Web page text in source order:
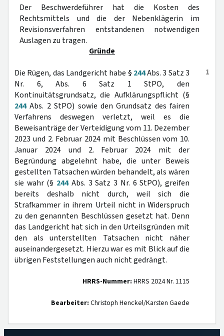
Der Beschwerdeführer hat die Kosten des
Rechtsmittels und die der Nebenklägerin im
Revisionsverfahren entstandenen notwendigen
Auslagen zu tragen.
Gründe
1
Die Rügen, das Landgericht habe § 244Abs. 3 Satz 3
Nr. 6, Abs. 6 Satz 1 StPO, den
Kontinuitätsgrundsatz, die Aufklärungspflicht (§
244Abs. 2 StPO) sowie den Grundsatz des fairen
Verfahrens deswegen verletzt, weil es die
Beweisanträge der Verteidigung vom 11. Dezember
2023 und 2. Februar 2024 mit Beschlüssen vom 10.
Januar 2024 und 2. Februar 2024 mit der
Begründung abgelehnt habe, die unter Beweis
gestellten Tatsachen würden behandelt, als wären
sie wahr (§ 244Abs. 3 Satz 3 Nr. 6 StPO), greifen
bereits deshalb nicht durch, weil sich die
Strafkammer in ihrem Urteil nicht in Widerspruch
zu den genannten Beschlüssen gesetzt hat. Denn
das Landgericht hat sich in den Urteilsgründen mit
den als unterstellten Tatsachen nicht näher
auseinandergesetzt. Hierzu war es mit Blick auf die
übrigen Feststellungen auch nicht gedrängt.
HRRS-Nummer: HRRS 2024 Nr. 1115
Bearbeiter: Christoph Henckel/Karsten Gaede